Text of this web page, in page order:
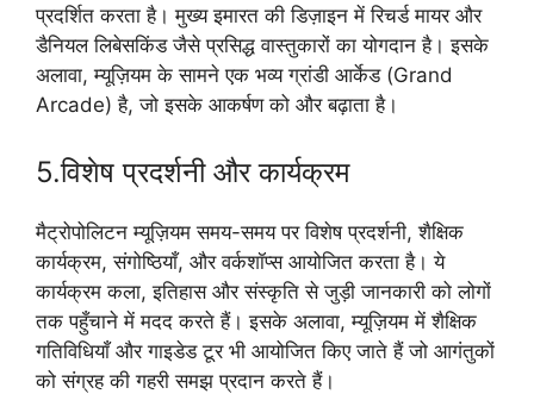
प्रदर्शित करता है। मुख्य इमारत की डिज़ाइन में रिचर्ड मायर और
डैनियल लिबेसकिंड जैसे प्रसिद्ध वास्तुकारों का योगदान है। इसके
अलावा, म्यूज़ियम के सामने एक भव्य ग्रांडी आर्केड (Grand
Arcade) है, जो इसके आकर्षण को और बढ़ाता है।
5.विशेष प्रदर्शनी और कार्यक्रम
मैट्रोपोलिटन म्यूज़ियम समय-समय पर विशेष प्रदर्शनी, शैक्षिक
कार्यक्रम, संगोष्ठियाँ, और वर्कशॉप्स आयोजित करता है। ये
कार्यक्रम कला, इतिहास और संस्कृति से जुड़ी जानकारी को लोगों
तक पहुँचाने में मदद करते हैं। इसके अलावा, म्यूज़ियम में शैक्षिक
गतिविधियाँ और गाइडेड टूर भी आयोजित किए जाते हैं जो आगंतुकों
को संग्रह की गहरी समझ प्रदान करते हैं।